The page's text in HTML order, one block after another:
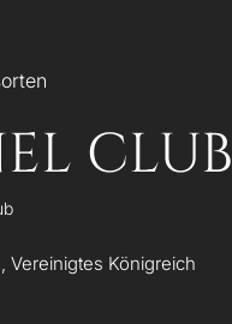
CLUB
Vereinigtes Königreich